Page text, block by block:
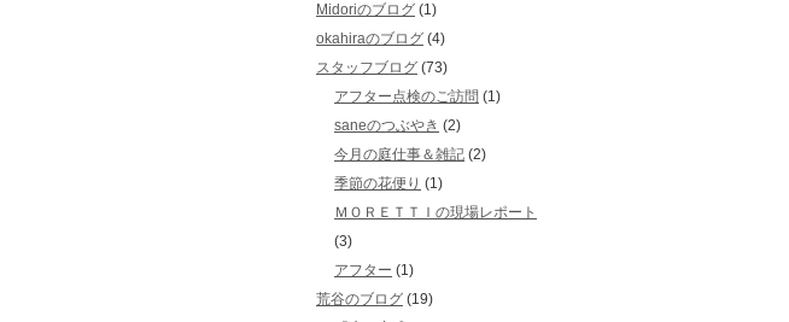
Midoriのブログ (1)
okahiraのブログ (4)
スタッフブログ (73)
アフター点検のご訪問 (1)
saneのつぶやき (2)
今月の庭仕事＆雑記 (2)
季節の花便り (1)
ＭＯＲＥＴＴＩの現場レポート
(3)
アフター (1)
荒谷のブログ (19)